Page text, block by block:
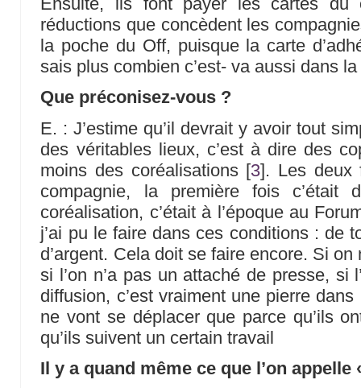
réductions que concèdent les
la poche du Off, puisque la carte
sais plus combien c’est- va aussi dans
Que préconisez-vous ?
E. : J’estime qu’il devrait y avoir tout
des véritables lieux, c’est à dire des
moins des coréalisations[3]. Les deux
compagnie, la première fois c’était
coréalisation, c’était à l’époque au
j’ai pu le faire dans ces conditions : de
d’argent. Cela doit se faire encore. Si on
si l’on n’a pas un attaché de presse, si
diffusion, c’est vraiment une pierre
ne vont se déplacer que parce qu’ils
qu’ils suivent un certain travail
Il y a quand même ce que l’on